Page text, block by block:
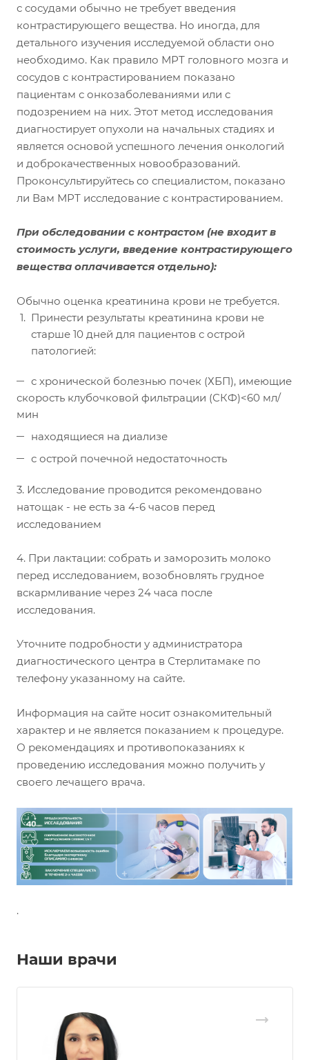
с сосудами обычно не требует введения
контрастирующего вещества. Но иногда, для
детального изучения исследуемой области оно
необходимо. Как правило МРТ головного мозга и
сосудов с контрастированием показано
пациентам с онкозаболеваниями или с
подозрением на них. Этот метод исследования
диагностирует опухоли на начальных стадиях и
является основой успешного лечения онкологий
и доброкачественных новообразований.
Проконсультируйтесь со специалистом, показано
ли Вам МРТ исследование с контрастированием.
При обследовании с контрастом (не входит в
стоимость услуги, введение контрастирующего
вещества оплачивается отдельно):
Обычно оценка креатинина крови не требуется.
Принести результаты креатинина крови не
старше 10 дней для пациентов с острой
патологией:
с хронической болезнью почек (ХБП), имеющие
скорость клубочковой фильтрации (СКФ)<60 мл/
мин
находящиеся на диализе
с острой почечной недостаточность
3. Исследование проводится рекомендовано
натощак - не есть за 4-6 часов перед
исследованием
4. При лактации: собрать и заморозить молоко
перед исследованием, возобновлять грудное
вскармливание через 24 часа после
исследования.
Уточните подробности у администратора
диагностического центра в Стерлитамаке по
телефону указанному на сайте.
Информация на сайте носит ознакомительный
характер и не является показанием к процедуре.
О рекомендациях и противопоказаниях к
проведению исследования можно получить у
своего лечащего врача.
.
Наши врачи